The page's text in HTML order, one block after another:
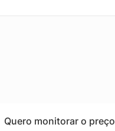
Quero monitorar o preço